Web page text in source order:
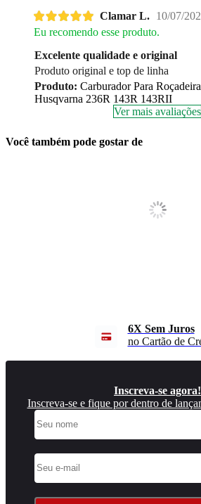
Clamar L. 10/07/
Eu recomendo esse produto.
Excelente qualidade e original
Produto original e top de linha
Produto: Carburador Para Roçadeira
Husqvarna 236R 143R 143RII
Ver mais avaliações
Você também pode gostar de
6X Sem Juros
no Cartão de
Inscreva-se agora!
Inscreva-se e fique por dentro de